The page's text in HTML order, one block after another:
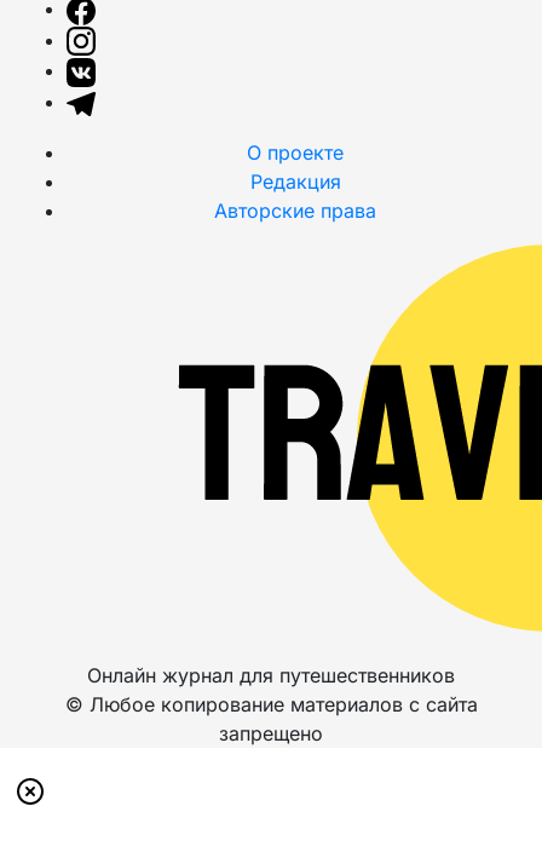
О проекте
Редакция
Авторские права
Онлайн журнал для путешественников
© Любое копирование материалов с сайта
запрещено